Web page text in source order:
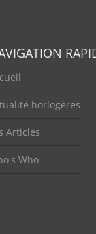
horlogères
Articles
Who